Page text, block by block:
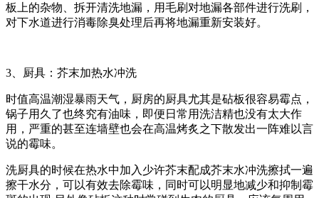
板上的杂物、拆开清洗地漏，用毛刷对地漏各部件进行洗刷，
对下水道进行消毒除臭处理后再将地漏重新安装好。
3、厨具：芥末加热水冲洗
时值高温潮湿暴雨天气，厨房的厨具尤其是砧板很容易霉点，
锅子用久了也终究有油味，即便日常用洗洁精也没有太大作
用，严重的甚至连墙壁也会在高温烤炙之下散发出一阵难以言
说的霉味。
洗厨具的时候在热水中加入少许芥末配成芥末水冲洗擦拭一遍
擦干水分，可以有效去除霉味，同时可以明显地减少和抑制霉